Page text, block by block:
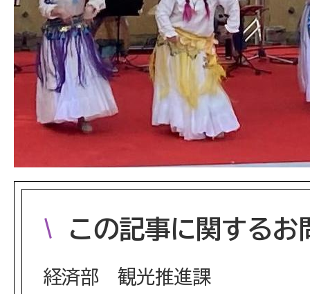
この記事に関するお
経済部 観光推進課